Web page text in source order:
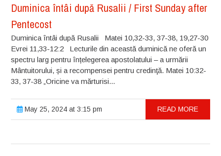
Duminica întâi după Rusalii / First Sunday after
Pentecost
Duminica întâi după Rusalii Matei 10,32-33, 37-38, 19,27-30
Evrei 11,33-12:2 Lecturile din această duminică ne oferă un
spectru larg pentru înțelegerea apostolatului – a urmării
Mântuitorului, și a recompensei pentru credinţă. Matei 10:32-
33, 37-38 „Oricine va mărturisi...
May 25, 2024 at 3:15 pm READ MORE